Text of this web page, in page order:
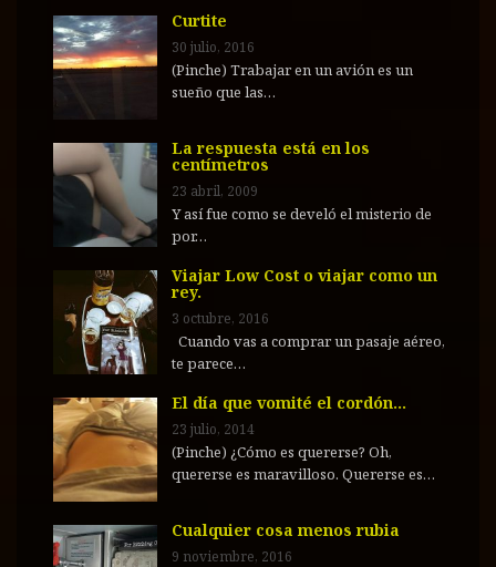
Curtite
30 julio, 2016
(Pinche) Trabajar en un avión es un
sueño que las…
La respuesta está en los
centímetros
23 abril, 2009
Y así fue como se develó el misterio de
por…
Viajar Low Cost o viajar como un
rey.
3 octubre, 2016
Cuando vas a comprar un pasaje aéreo,
te parece…
El día que vomité el cordón…
23 julio, 2014
(Pinche) ¿Cómo es quererse? Oh,
quererse es maravilloso. Quererse es…
Cualquier cosa menos rubia
9 noviembre, 2016